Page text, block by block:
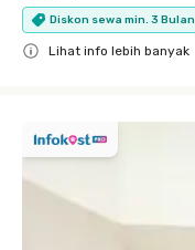
Diskon sewa min. 3 Bulan
Lihat info lebih banyak